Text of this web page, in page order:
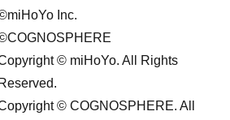
Inc.
© miHoYo. All Rights
© COGNOSPHERE. All